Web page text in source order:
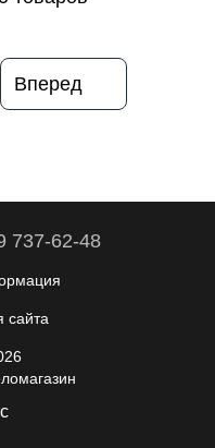
Вперед
737-62-48
сайта